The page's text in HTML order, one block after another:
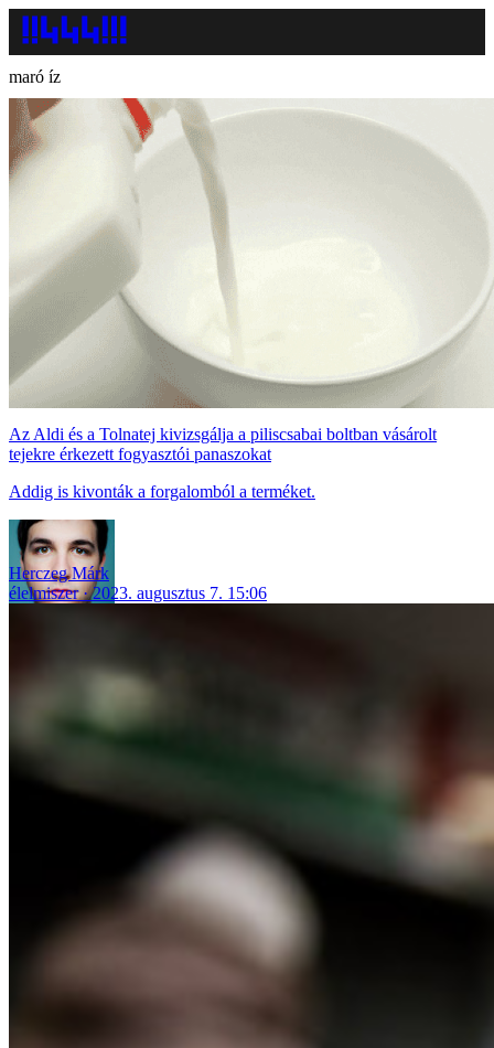
maró íz
Az Aldi és a Tolnatej kivizsgálja a piliscsabai boltban vásárolt
tejekre érkezett fogyasztói panaszokat
Addig is kivonták a forgalomból a terméket.
Herczeg Márk
élelmiszer
2023. augusztus 7. 15:06